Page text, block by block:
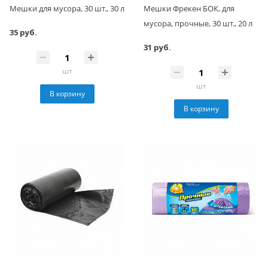
Мешки для мусора, 30 шт., 30 л
35 руб.
шт
В корзину
Мешки Фрекен БОК, для
мусора, прочные, 30 шт., 20 л
31 руб.
шт
В корзину